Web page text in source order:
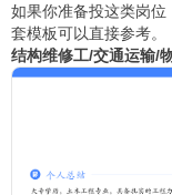
如果你准备投这类岗
套模板可以直接参考。
结构维修工/交通运输/